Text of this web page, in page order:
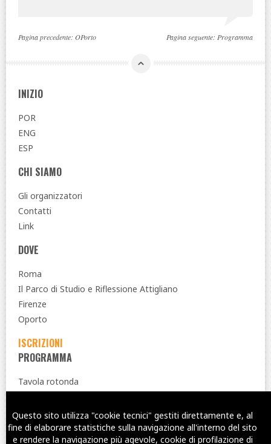
Questo sito utilizza "cookie tecnici" gestiti direttamente e, al
fine di elaborare statistiche sulla navigazione all'interno del sito
e rendere la navigazione più agevole, cookie di profilazione di
Pagina precedente: OPorto Pagina seguente: Programma
INIZIO
POR
ENG
ESP
CHI SIAMO
Gli organizzatori
Contatti
Link
DOVE
Roma
Il Parco di Studio e Riflessione Attigliano
Firenze
Oporto
ISCRIZIONI
PROGRAMMA
Tavola rotonda
Twitter
Facebook